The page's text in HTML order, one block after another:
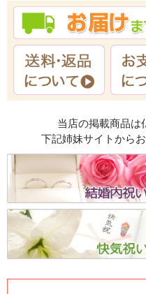
当店の掲載商品は
下記姉妹サイトから